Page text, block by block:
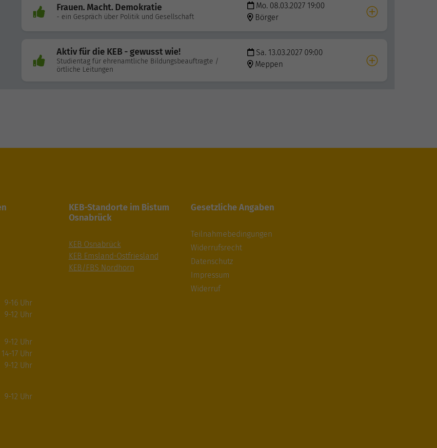
Frauen. Macht. Demokratie
- ein Gespräch über Politik und Gesellschaft
Mo. 08.03.2027 19:00
Börger
Aktiv für die KEB - gewusst wie!
Studientag für ehrenamtliche Bildungsbeauftragte /
örtliche Leitungen
Sa. 13.03.2027 09:00
Meppen
9-16 Uhr
9-12 Uhr
9-12 Uhr
14-17 Uhr
9-12 Uhr
9-12 Uhr
KEB-Standorte im Bistum
Osnabrück
KEB Osnabrück
KEB Emsland-Ostfriesland
KEB/FBS Nordhorn
Gesetzliche Angaben
Teilnahmebedingungen
Widerrufsrecht
Datenschutz
Impressum
Widerruf